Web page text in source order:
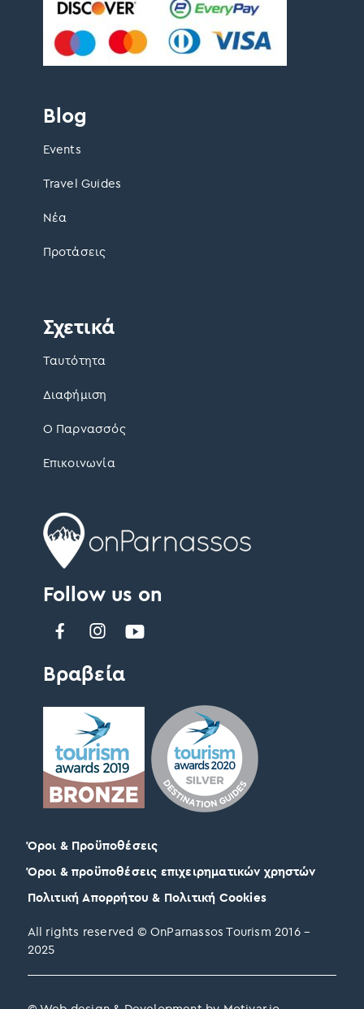
Follow us on
Βραβεία
Σχετικά
Ταυτότητα
Διαφήμιση
Ο Παρνασσός
Επικοινωνία
Blog
Events
Travel Guides
Νέα
Προτάσεις
All rights reserved © OnParnassos Tourism 2016 –
2025
Όροι & Προϋποθέσεις
Όροι & προϋποθέσεις επιχειρηματικών χρηστών
Πολιτική Απορρήτου & Πολιτική Cookies